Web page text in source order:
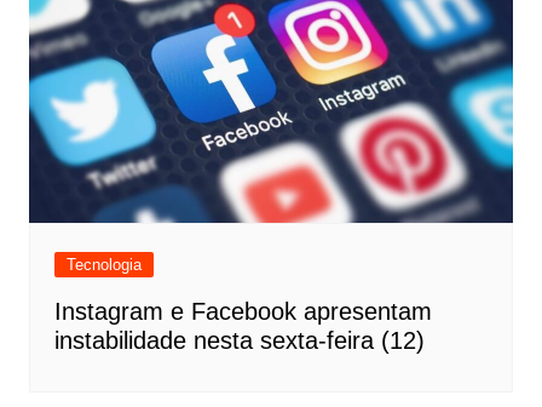
Tecnologia
Instagram e Facebook apresentam
instabilidade nesta sexta-feira (12)